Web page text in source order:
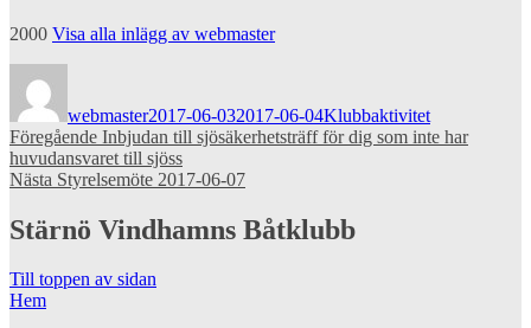
2000 Visa alla inlägg av webmaster
webmaster2017-06-032017-06-04Klubbaktivitet
Inläggsnavigering
Föregående Föregående
inlägg:
Inbjudan till sjösäkerhetsträff för dig som inte har
huvudansvaret till sjöss
Nästa Nästa
Styrelsemöte 2017-06-07
Stärnö Vindhamns Båtklubb
Till toppen av sidan
Hem